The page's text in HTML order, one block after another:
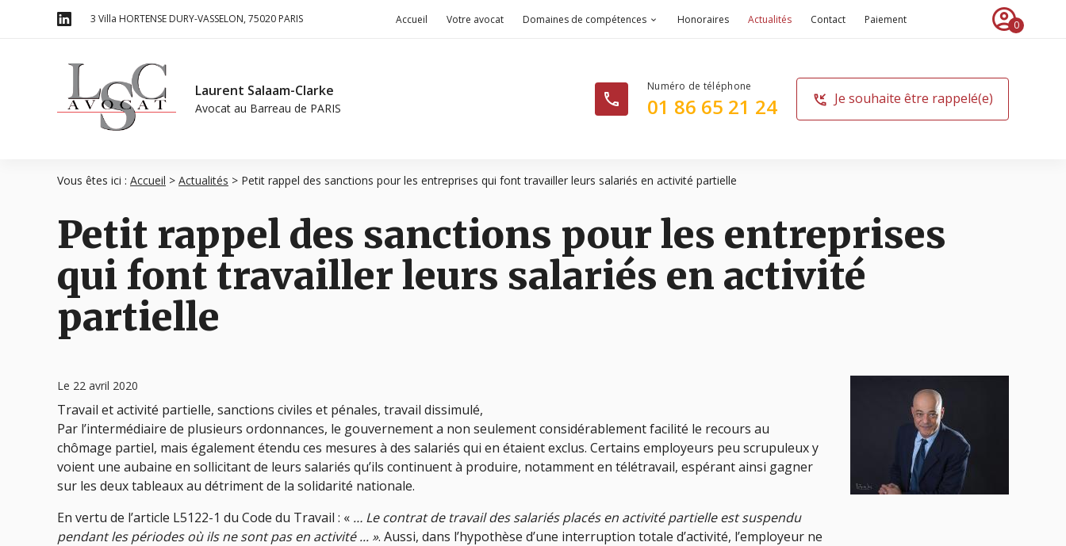
3 Villa HORTENSE DURY-VASSELON 75020 PARIS Accueil Votre avocat Domaines de compétences Honoraires Actualités Contact Paiement account_circle
0
Laurent Salaam-Clarke
Avocat au Barreau de PARIS phone 01 86 65 21 24 phone_callback Je souhaite être rappelé(e)
Vous êtes ici : Accueil > Actualités > Petit rappel des sanctions pour les entreprises qui font travailler leurs salariés en activité partielle
Petit rappel des sanctions pour les entreprises
qui font travailler leurs salariés en activité
partielle
Le 22 avril 2020
Travail et activité partielle, sanctions civiles et pénales, travail dissimulé,
Par l’intermédiaire de plusieurs ordonnances, le gouvernement a non seulement considérablement facilité le recours au
chômage partiel, mais également étendu ces mesures à des salariés qui en étaient exclus. Certains employeurs peu scrupuleux y
voient une aubaine en sollicitant de leurs salariés qu’ils continuent à produire, notamment en télétravail, espérant ainsi gagner
sur les deux tableaux au détriment de la solidarité nationale.
En vertu de l’article L5122-1 du Code du Travail : « … Le contrat de travail des salariés placés en activité partielle est suspendu
pendant les périodes où ils ne sont pas en activité ... ». Aussi, dans l’hypothèse d’une interruption totale d’activité, l’employeur ne
Panneau de gestion des cookies